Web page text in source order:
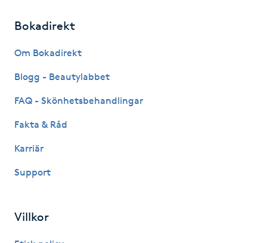
IR-massage
Japansk massage
K18
Bokadirekt
Om Bokadirekt
Blogg - Beautylabbet
FAQ - Skönhetsbehandlingar
Fakta & Råd
Karriär
Support
Villkor